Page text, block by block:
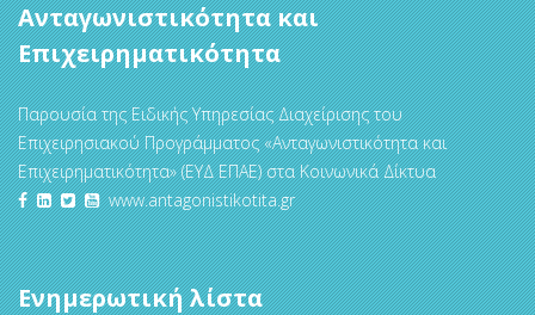
Ανταγωνιστικότητα και
Επιχειρηματικότητα
Παρουσία της Ειδικής Υπηρεσίας Διαχείρισης του
Επιχειρησιακού Προγράμματος «Ανταγωνιστικότητα και
Επιχειρηματικότητα» (ΕΥΔ ΕΠΑΕ) στα Κοινωνικά Δίκτυα
www.antagonistikotita.gr
Ενημερωτική λίστα